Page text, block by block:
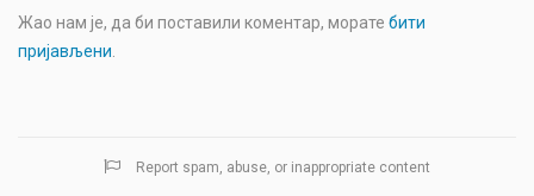
Жао нам је, да би поставили коментар, морате бити
пријављени
Report spam, abuse, or inappropriate content